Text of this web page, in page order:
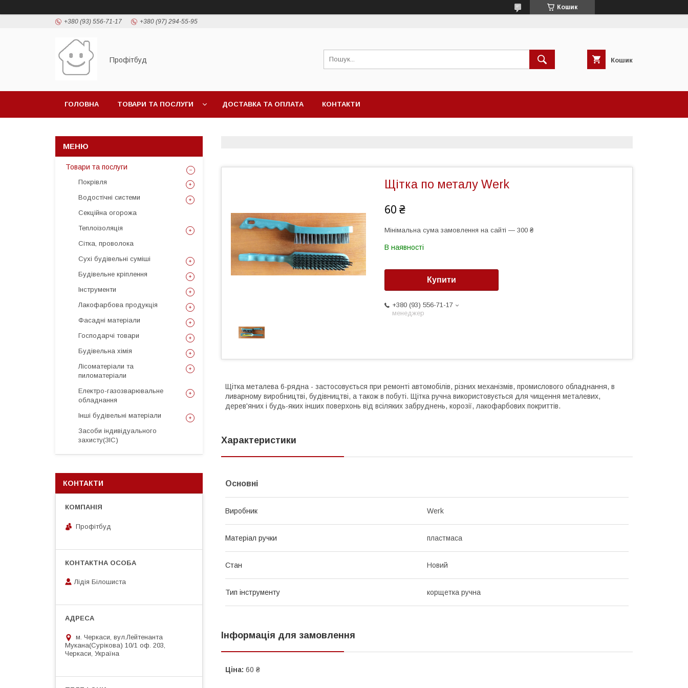
Кошик
+380 (93) 556-71-17 +380 (97) 294-55-95
Профітбуд Кошик
ГОЛОВНА ТОВАРИ ТА ПОСЛУГИ ДОСТАВКА ТА ОПЛАТА КОНТАКТИ
Щітка по металу Werk
60 ₴
Мінімальна сума замовлення на сайті — 300 ₴
В наявності
Купити
+380 (93) 556-71-17
менеджер
Щітка металева 6-рядна - застосовується при ремонті автомобілів, різних механізмів, промислового обладнання, в
ливарному виробництві, будівництві, а також в побуті. Щітка ручна використовується для чищення металевих,
дерев'яних і будь-яких інших поверхонь від всіляких забруднень, корозії, лакофарбових покриттів.
Характеристики
Основні
Виробник Werk
Матеріал ручки пластмаса
Стан Новий
Тип інструменту корщетка ручна
Інформація для замовлення
Ціна: 60 ₴
Товари та послуги
Покрівля
Водостічні системи
Секційна огорожа
Теплоізоляція
Сітка, проволока
Сухі будівельні суміші
Будівельне кріплення
Інструменти
Лакофарбова продукція
Фасадні матеріали
Господарчі товари
Будівельна хімія
Лісоматеріали та
пиломатеріали
Електро-газозварювальне
обладнання
Інші будівельні матеріали
Засоби індивідуального
захисту(ЗІС)
КОНТАКТИ
Профітбуд
Лідія Білошиста
м. Черкаси, вул.Лейтенанта
Мукана(Сурікова) 10/1 оф. 203,
Черкаси, Україна